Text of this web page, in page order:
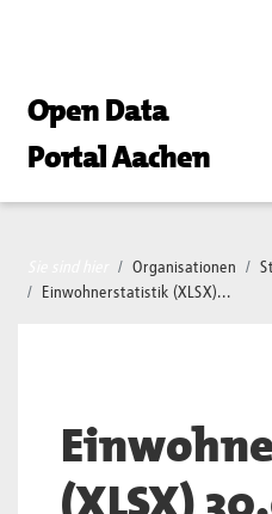
Open Data
Portal Aachen
Organisationen
Einwohnerstatistik (XLSX)...